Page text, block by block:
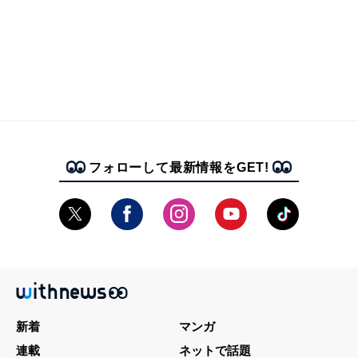
フォローして最新情報をGET!
新着
マンガ
連載
ネットで話題